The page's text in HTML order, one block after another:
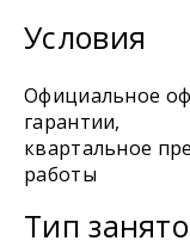
Условия
Официальное
гарантии,
квартальное
работы
Тип